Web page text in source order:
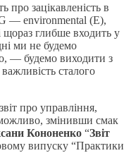
про зацікавленість в
— environmental (E),
глибше входить у
ми не будемо
— будемо виходити з
сталого
про управління,
змінивши смак
Кононенко “Звіт
випуску “Практики